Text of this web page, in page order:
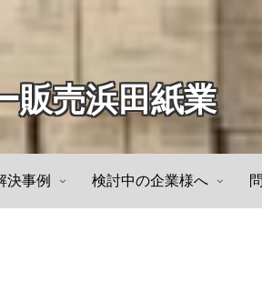
販売浜田紙業
決事例 検討中の企業様へ